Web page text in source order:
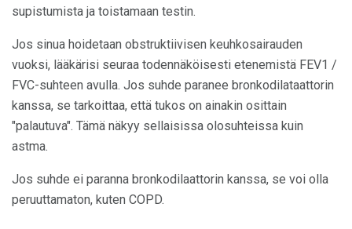
supistumista ja toistamaan testin.
Jos sinua hoidetaan obstruktiivisen keuhkosairauden
vuoksi, lääkärisi seuraa todennäköisesti etenemistä FEV1 /
FVC-suhteen avulla. Jos suhde paranee bronkodilataattorin
kanssa, se tarkoittaa, että tukos on ainakin osittain
"palautuva". Tämä näkyy sellaisissa olosuhteissa kuin
astma.
Jos suhde ei paranna bronkodilaattorin kanssa, se voi olla
peruuttamaton, kuten COPD.